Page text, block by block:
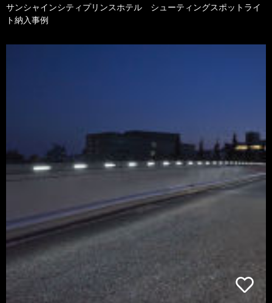
サンシャインシティプリンスホテル シューティングスポットライ
ト納入事例